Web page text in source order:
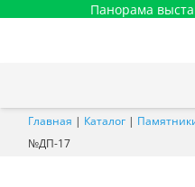
Панорама
Главная | Каталог |
№ДП-17